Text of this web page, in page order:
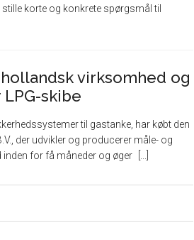
korte og konkrete spørgsmål til
virksomhed og
skibe
til gastanke, har købt den
der udvikler og producerer måle- og
inden for få måneder og øger